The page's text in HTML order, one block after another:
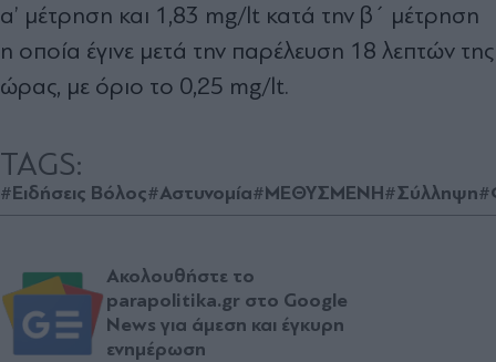
α’ μέτρηση και 1,83 mg/lt κατά την β΄ μέτρηση
η οποία έγινε μετά την παρέλευση 18 λεπτών της
ώρας, με όριο το 0,25 mg/lt.
TAGS:
#Ειδήσεις Βόλος#Αστυνομία#ΜΕΘΥΣΜΕΝΗ#Σύλληψη
Ακολουθήστε το
parapolitika.gr στο Google
News για άμεση και έγκυρη
ενημέρωση